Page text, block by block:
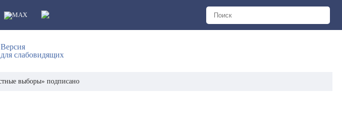
Версия
для слабовидящих
выборы» подписано